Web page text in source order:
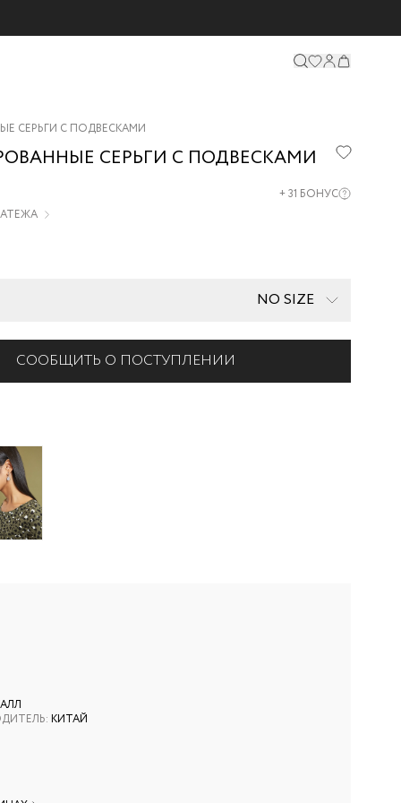
СЕРЬГИ С ПОДВЕСКАМИ
СЕРЬГИ С ПОДВЕСКАМИ
+31 БОНУС
NO SIZE
СООБЩИТЬ О ПОСТУПЛЕНИИ
: КИТАЙ